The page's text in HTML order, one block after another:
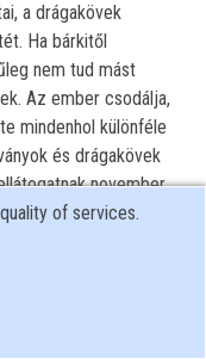
a drágakövek
Ha bárkitől
nem tud mást
Az ember csodálja,
mindenhol különféle
és drágakövek
november
Természettudományi
of services.